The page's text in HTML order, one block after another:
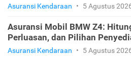
Asuransi Kendaraan • 5 Agustus
Asuransi Mobil BMW Z4:
Perluasan, dan Pilihan
Asuransi Kendaraan • 5 Agustus